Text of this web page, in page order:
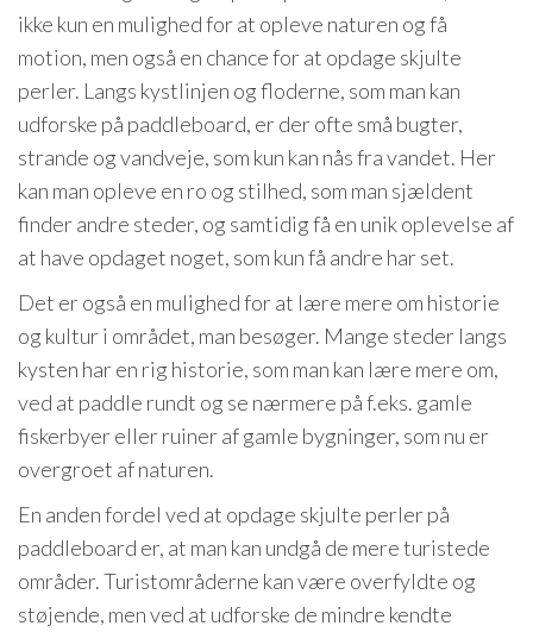
ikke kun en mulighed for at opleve naturen og få
motion, men også en chance for at opdage skjulte
perler. Langs kystlinjen og floderne, som man kan
udforske på paddleboard, er der ofte små bugter,
strande og vandveje, som kun kan nås fra vandet. Her
kan man opleve en ro og stilhed, som man sjældent
finder andre steder, og samtidig få en unik oplevelse af
at have opdaget noget, som kun få andre har set.
Det er også en mulighed for at lære mere om historie
og kultur i området, man besøger. Mange steder langs
kysten har en rig historie, som man kan lære mere om,
ved at paddle rundt og se nærmere på f.eks. gamle
fiskerbyer eller ruiner af gamle bygninger, som nu er
overgroet af naturen.
En anden fordel ved at opdage skjulte perler på
paddleboard er, at man kan undgå de mere turistede
områder. Turistområderne kan være overfyldte og
støjende, men ved at udforske de mindre kendte